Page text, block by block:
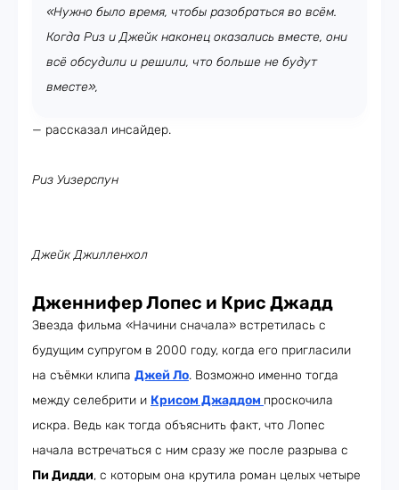
«Нужно было время, чтобы разобраться во всём.
Когда Риз и Джейк наконец оказались вместе, они
всё обсудили и решили, что больше не будут
вместе»,
— рассказал инсайдер.
Риз Уизерспун
Джейк Джилленхол
Дженнифер Лопес и Крис Джадд
Звезда фильма «Начини сначала» встретилась с
будущим супругом в 2000 году, когда его пригласили
на съёмки клипа Джей Ло. Возможно именно тогда
между селебрити и Крисом Джаддом проскочила
искра. Ведь как тогда объяснить факт, что Лопес
начала встречаться с ним сразу же после разрыва с
Пи Дидди, с которым она крутила роман целых четыре